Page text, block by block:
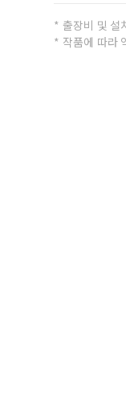
* 출장비 및 설
* 작품에 따라